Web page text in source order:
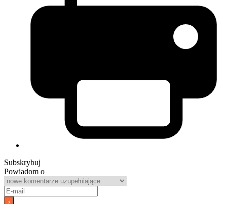
Subskrybuj
Powiadom o